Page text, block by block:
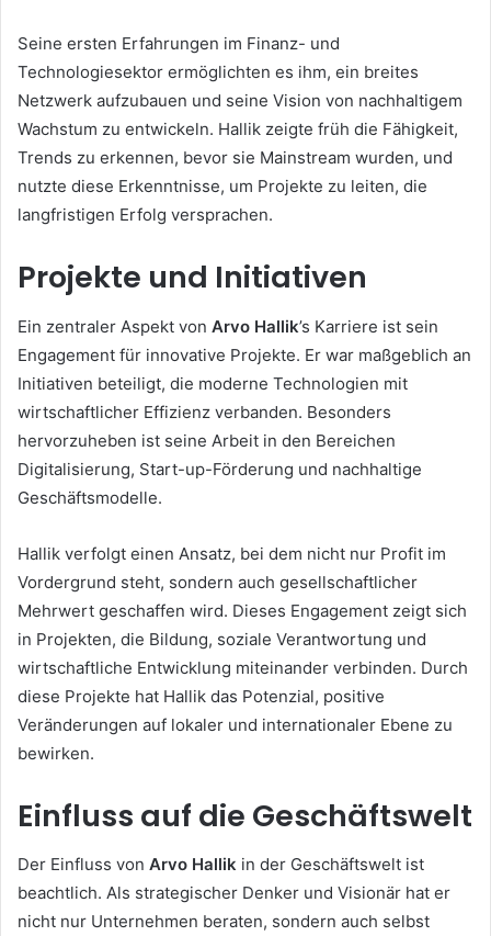
Seine ersten Erfahrungen im Finanz- und
Technologiesektor ermöglichten es ihm, ein breites
Netzwerk aufzubauen und seine Vision von nachhaltigem
Wachstum zu entwickeln. Hallik zeigte früh die Fähigkeit,
Trends zu erkennen, bevor sie Mainstream wurden, und
nutzte diese Erkenntnisse, um Projekte zu leiten, die
langfristigen Erfolg versprachen.
Projekte und Initiativen
Ein zentraler Aspekt von Arvo Hallik’s Karriere ist sein
Engagement für innovative Projekte. Er war maßgeblich an
Initiativen beteiligt, die moderne Technologien mit
wirtschaftlicher Effizienz verbanden. Besonders
hervorzuheben ist seine Arbeit in den Bereichen
Digitalisierung, Start-up-Förderung und nachhaltige
Geschäftsmodelle.
Hallik verfolgt einen Ansatz, bei dem nicht nur Profit im
Vordergrund steht, sondern auch gesellschaftlicher
Mehrwert geschaffen wird. Dieses Engagement zeigt sich
in Projekten, die Bildung, soziale Verantwortung und
wirtschaftliche Entwicklung miteinander verbinden. Durch
diese Projekte hat Hallik das Potenzial, positive
Veränderungen auf lokaler und internationaler Ebene zu
bewirken.
Einfluss auf die Geschäftswelt
Der Einfluss von Arvo Hallik in der Geschäftswelt ist
beachtlich. Als strategischer Denker und Visionär hat er
nicht nur Unternehmen beraten, sondern auch selbst